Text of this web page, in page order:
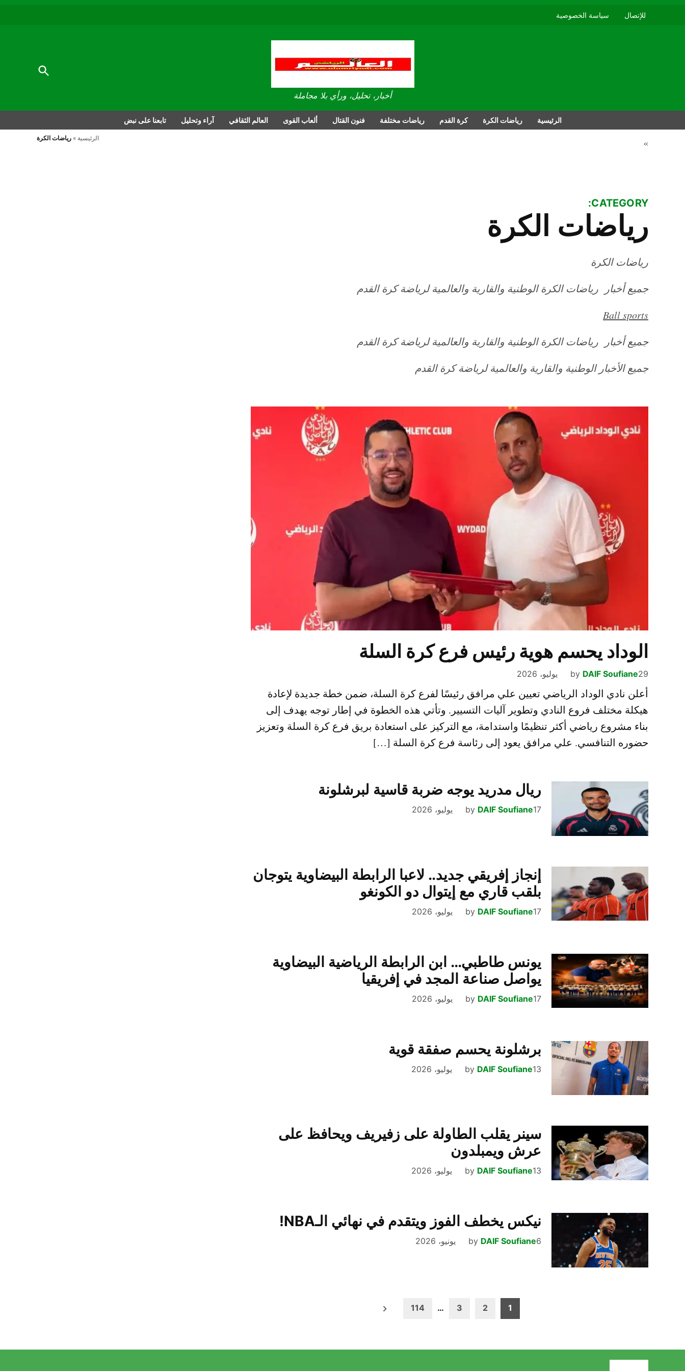
للإتصال سياسة الخصوصية
العالم الرياضي
أخبار، تحليل، ورأي بلا مجاملة
Open
Search
الرئيسية رياضات الكرة كرة القدم رياضات مختلفة فنون القتال ألعاب القوى العالم الثقافي آراء وتحليل تابعنا على نبض
» الرئيسية » رياضات الكرة
CATEGORY:
رياضات الكرة
رياضات الكرة
جميع أخبار رياضات الكرة الوطنية والقارية والعالمية لرياضة كرة القدم
Ball sports
جميع أخبار رياضات الكرة الوطنية والقارية والعالمية لرياضة كرة القدم
جميع الأخبار الوطنية والقارية والعالمية لرياضة كرة القدم
الوداد يحسم هوية رئيس فرع كرة السلة
by DAIF Soufiane29 يوليو، 2026
أعلن نادي الوداد الرياضي تعيين علي مرافق رئيسًا لفرع كرة السلة، ضمن خطة جديدة لإعادة
هيكلة مختلف فروع النادي وتطوير آليات التسيير. وتأتي هذه الخطوة في إطار توجه يهدف إلى
بناء مشروع رياضي أكثر تنظيمًا واستدامة، مع التركيز على استعادة بريق فرع كرة السلة وتعزيز
حضوره التنافسي. علي مرافق يعود إلى رئاسة فرع كرة السلة […]
ريال مدريد يوجه ضربة قاسية لبرشلونة
by DAIF Soufiane17 يوليو، 2026
إنجاز إفريقي جديد.. لاعبا الرابطة البيضاوية يتوجان
بلقب قاري مع إيتوال دو الكونغو
by DAIF Soufiane17 يوليو، 2026
يونس طاطبي… ابن الرابطة الرياضية البيضاوية
يواصل صناعة المجد في إفريقيا
by DAIF Soufiane17 يوليو، 2026
برشلونة يحسم صفقة قوية
by DAIF Soufiane13 يوليو، 2026
سينر يقلب الطاولة على زفيريف ويحافظ على
عرش ويمبلدون
by DAIF Soufiane13 يوليو، 2026
نيكس يخطف الفوز ويتقدم في نهائي الـNBA!
by DAIF Soufiane6 يونيو، 2026
المقالات
1
2
3
…
114